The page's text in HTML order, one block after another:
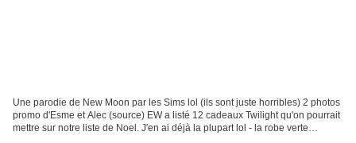
Une parodie de New Moon par les Sims lol (ils sont juste horribles) 2 photos
promo d'Esme et Alec (source) EW a listé 12 cadeaux Twilight qu'on pourrait
mettre sur notre liste de Noel. J'en ai déjà la plupart lol - la robe verte